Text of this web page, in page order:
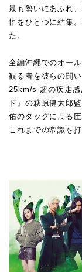
最も勢いにあふれ
悟をひとつに結集
た。
全編沖縄でのオー
観る者を彼らの闘
25km/s 超の疾走感
ド』の萩原健太郎
佑のタッグによる
これまでの常識を